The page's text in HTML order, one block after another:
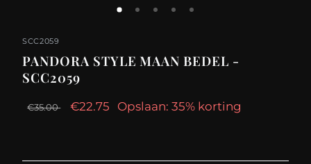
SCC2059
PANDORA STYLE MAAN BEDEL -
SCC2059
€35.00 €22.75 Opslaan: 35% korting